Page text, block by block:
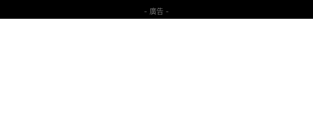
- 廣告 -